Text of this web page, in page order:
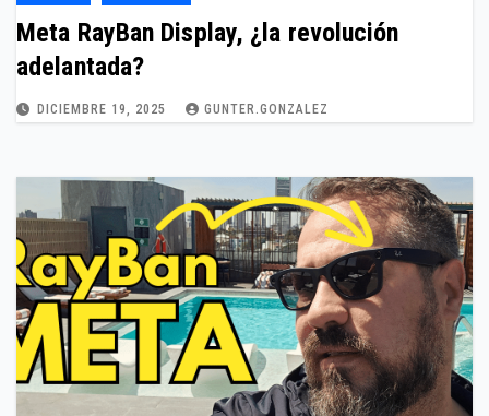
Meta RayBan Display, ¿la revolución
adelantada?
DICIEMBRE 19, 2025 GUNTER.GONZALEZ